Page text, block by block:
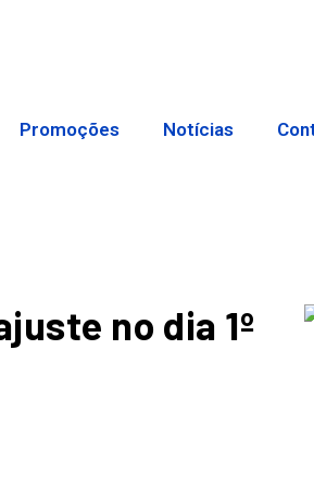
Promoções Notícias
no dia 1º